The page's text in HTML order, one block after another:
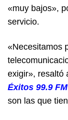
«muy bajos»,
servicio.
«Necesitamos
exigir», resaltó
Éxitos 99.9 FM
son las que